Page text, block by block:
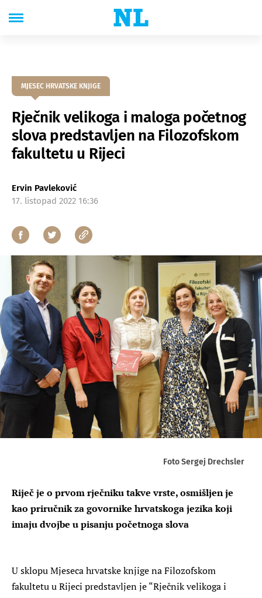
MJESEC HRVATSKE KNJIGE
Rječnik velikoga i maloga početnog
slova predstavljen na Filozofskom
fakultetu u Rijeci
Ervin Pavleković
17. listopad 2022 16:36
Foto Sergej Drechsler
Riječ je o prvom rječniku takve vrste, osmišljen je
kao priručnik za govornike hrvatskoga jezika koji
imaju dvojbe u pisanju početnoga slova
U sklopu Mjeseca hrvatske knjige na Filozofskom
fakultetu u Rijeci predstavljen je “Rječnik velikoga i